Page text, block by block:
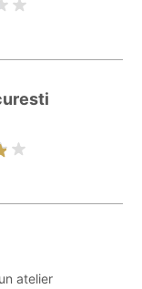
atelier